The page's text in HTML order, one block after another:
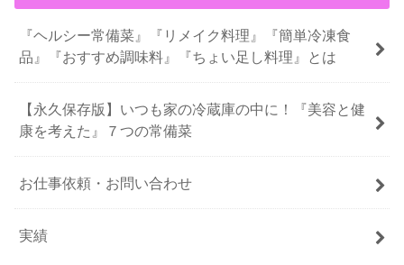
『ヘルシー常備菜』『リメイク料理』『簡単冷凍食
品』『おすすめ調味料』『ちょい足し料理』とは
【永久保存版】いつも家の冷蔵庫の中に！『美容と健
康を考えた』７つの常備菜
お仕事依頼・お問い合わせ
実績